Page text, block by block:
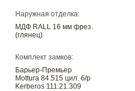
Наружная отделка:
МДФ RALL 16 мм фрез.
(глянец)
Комплект замков:
Барьер-Премьер
Mottura 84.515 цил. б/р
Kerberos 111.21.309